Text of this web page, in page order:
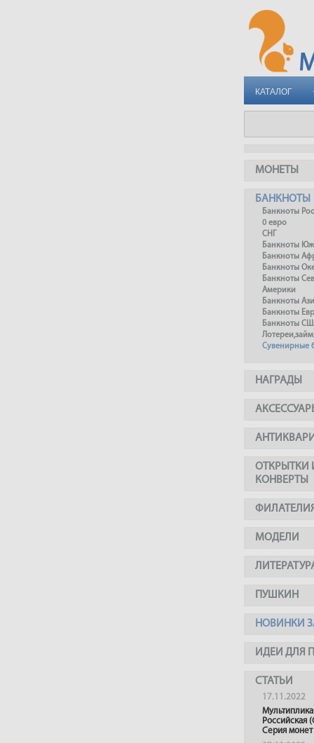
КАТАЛОГ
МОНЕТЫ
БАНКНОТЫ
Банкноты
0 евро
СНГ
Банкноты
Банкноты
Банкноты
Банкноты
Америки
Банкноты
Банкноты
Банкноты
Сувенирные
НАГРАДЫ
ОТКРЫТКИ
КОНВЕРТЫ
МОДЕЛИ
ПУШКИН
НОВИНКИ
ИДЕИ ДЛЯ
СТАТЬИ
17.11.2022
Российская
Серия монет